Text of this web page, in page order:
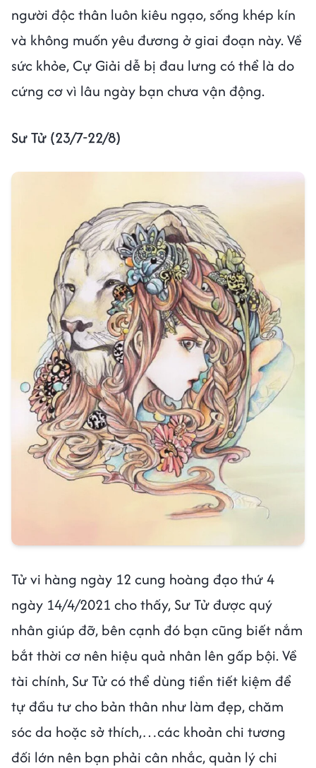
người độc thân luôn kiêu ngạo, sống khép kín
và không muốn yêu đương ở giai đoạn này. Về
sức khỏe, Cự Giải dễ bị đau lưng có thể là do
cứng cơ vì lâu ngày bạn chưa vận động.
Sư Tử (23/7-22/8)
Tử vi hàng ngày 12 cung hoàng đạo thứ 4
ngày 14/4/2021 cho thấy, Sư Tử được quý
nhân giúp đỡ, bên cạnh đó bạn cũng biết nắm
bắt thời cơ nên hiệu quả nhân lên gấp bội. Về
tài chính, Sư Tử có thể dùng tiền tiết kiệm để
tự đầu tư cho bản thân như làm đẹp, chăm
sóc da hoặc sở thích,…các khoản chi tương
đối lớn nên bạn phải cân nhắc, quản lý chi